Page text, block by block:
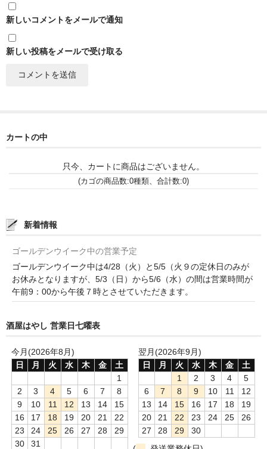
本 格 焼 酎
自 然 派 ワ イ ン
France/ﾌﾗﾝｽ
France Bourgogone/ﾌﾗﾝｽ･ﾌﾞﾙｺﾞｰﾆｭ
Pattes Loup（ﾊﾟｯﾄ・ﾙｰ）
Roblet Monnot（ﾛﾌﾞﾚ･ﾓﾉ）
France Cotes du Rhone /ﾌﾗﾝｽ･ｺｰﾄ･ﾃﾞｭ･ﾛｰﾇ
Les Vignerons d’Estezargues（ｴｽﾃｻﾞﾙｸﾞ協同組合）
Les Champs Libres（ﾚ･ｼｬﾝ･ﾘｰﾌﾞﾙ）
新しいコメントをメールで通知
新しい投稿をメールで受け取る
カートの中
只今、カートに商品はございません。
(カゴの商品数:0種類、合計数:0)
新着情報
ゴールデンウイーク中の営業予定
ゴールデンウイーク中は4/28（火）と5/5（火９の定休日のみが
お休みとなりますが、5/3（日）から5/6（水）の間は営業時間が
午前9：00から午後７時とさせていただきます。
酒屋はやし 営業日七曜表
今月(2026年8月)
日
月 火 水 木 金
土
1
2
3 4 5 6 7
8
9
10 11 12 13 14
15
16
17 18 19 20 21
22
23
24 25 26 27 28
29
30
31
翌月(2026年9月)
日
月 火 水 木 金
土
1
2 3 4
5
6
7 8 9 10 11
12
13
14 15 16 17 18
19
20
21 22 23 24 25
26
27
28 29
30